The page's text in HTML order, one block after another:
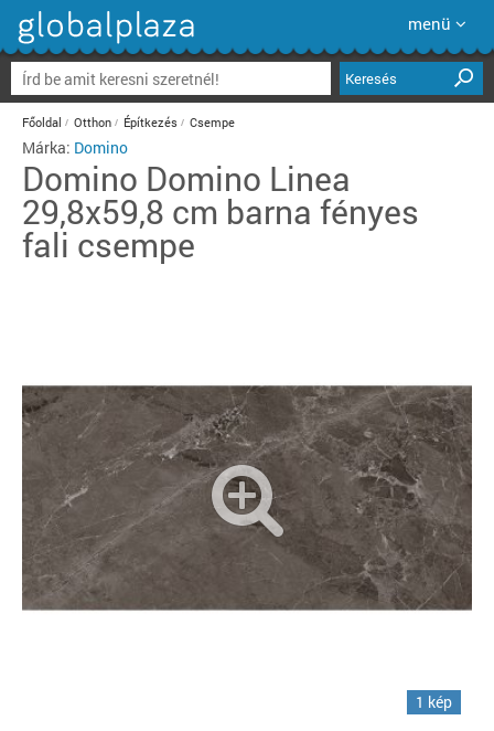
menü
Keresés
Főoldal Otthon Építkezés Csempe
Márka: Domino
Domino Domino Linea
29,8x59,8 cm barna fényes
fali csempe
1 kép